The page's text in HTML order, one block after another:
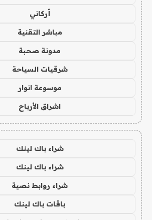
أركاني
مباشر التقنية
مدونة صحبة
شرقيات السياحة
موسوعة انوار
اشراق الأرباح
شراء باك لينك
شراء باك لينك
شراء روابط نصية
باقات باك لينك